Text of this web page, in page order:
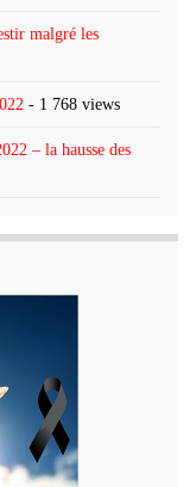
malgré les
- 1 768 views
– la hausse des